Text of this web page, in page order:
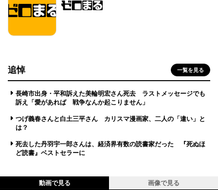
追悼 一覧を見る
長崎市出身・平和訴えた美輪明宏さん死去 ラストメッセージでも
訴え「愛があれば 戦争なんか起こりません」
つげ義春さんと白土三平さん カリスマ漫画家、二人の「違い」と
は？
死去した丹羽宇一郎さんは、経済界有数の読書家だった 『死ぬほ
ど読書』ベストセラーに
動画で見る 画像で見る